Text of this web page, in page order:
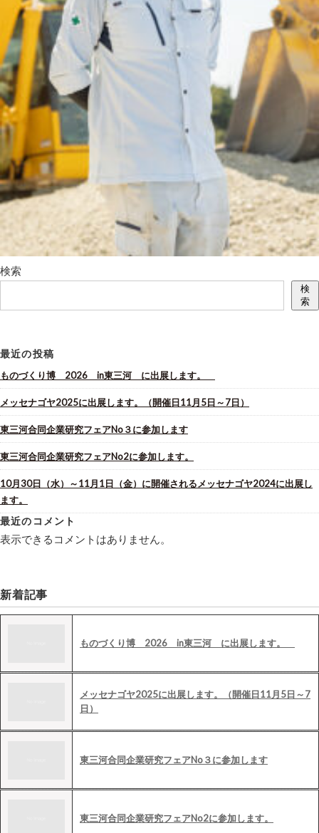
検索
検
索
最近の投稿
ものづくり博 2026 in東三河 に出展します。
メッセナゴヤ2025に出展します。（開催日11月5日～7日）
東三河合同企業研究フェアNo３に参加します
東三河合同企業研究フェアNo2に参加します。
10月30日（水）～11月1日（金）に開催されるメッセナゴヤ2024に出展し
ます。
最近のコメント
表示できるコメントはありません。
新着記事
ものづくり博 2026 in東三河 に出展します。
メッセナゴヤ2025に出展します。（開催日11月5日～7
日）
東三河合同企業研究フェアNo３に参加します
東三河合同企業研究フェアNo2に参加します。